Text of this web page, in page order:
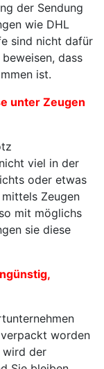
der Sendung
wie DHL
sind nicht dafür
dass
ist.
unter Zeugen
viel in der
oder etwas
Zeugen
mit möglichs
sie diese
worden
wird der